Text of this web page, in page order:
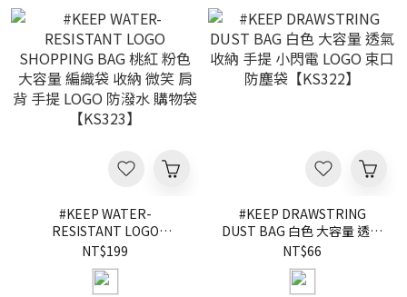
#KEEP WATER-
RESISTANT LOGO
SHOPPING BAG 桃紅 粉色
大容量 編織袋 收納 微笑 肩
背 手提 LOGO 防潑水 購物袋
NT$199
#KEEP DRAWSTRING
DUST BAG 白色 大容量 透氣
收納 手提 小閃電 LOGO 束口
防塵袋【KS322】
NT$66